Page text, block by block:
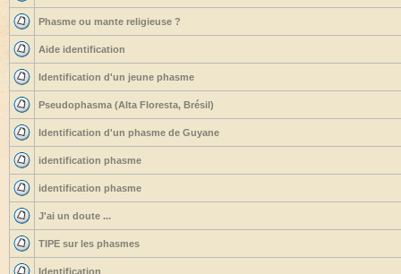
Phasme ou mante religieuse ?
Aide identification
Identification d'un jeune phasme
Pseudophasma (Alta Floresta, Brésil)
Identification d'un phasme de Guyane
identification phasme
identification phasme
J'ai un doute ...
TIPE sur les phasmes
Identification